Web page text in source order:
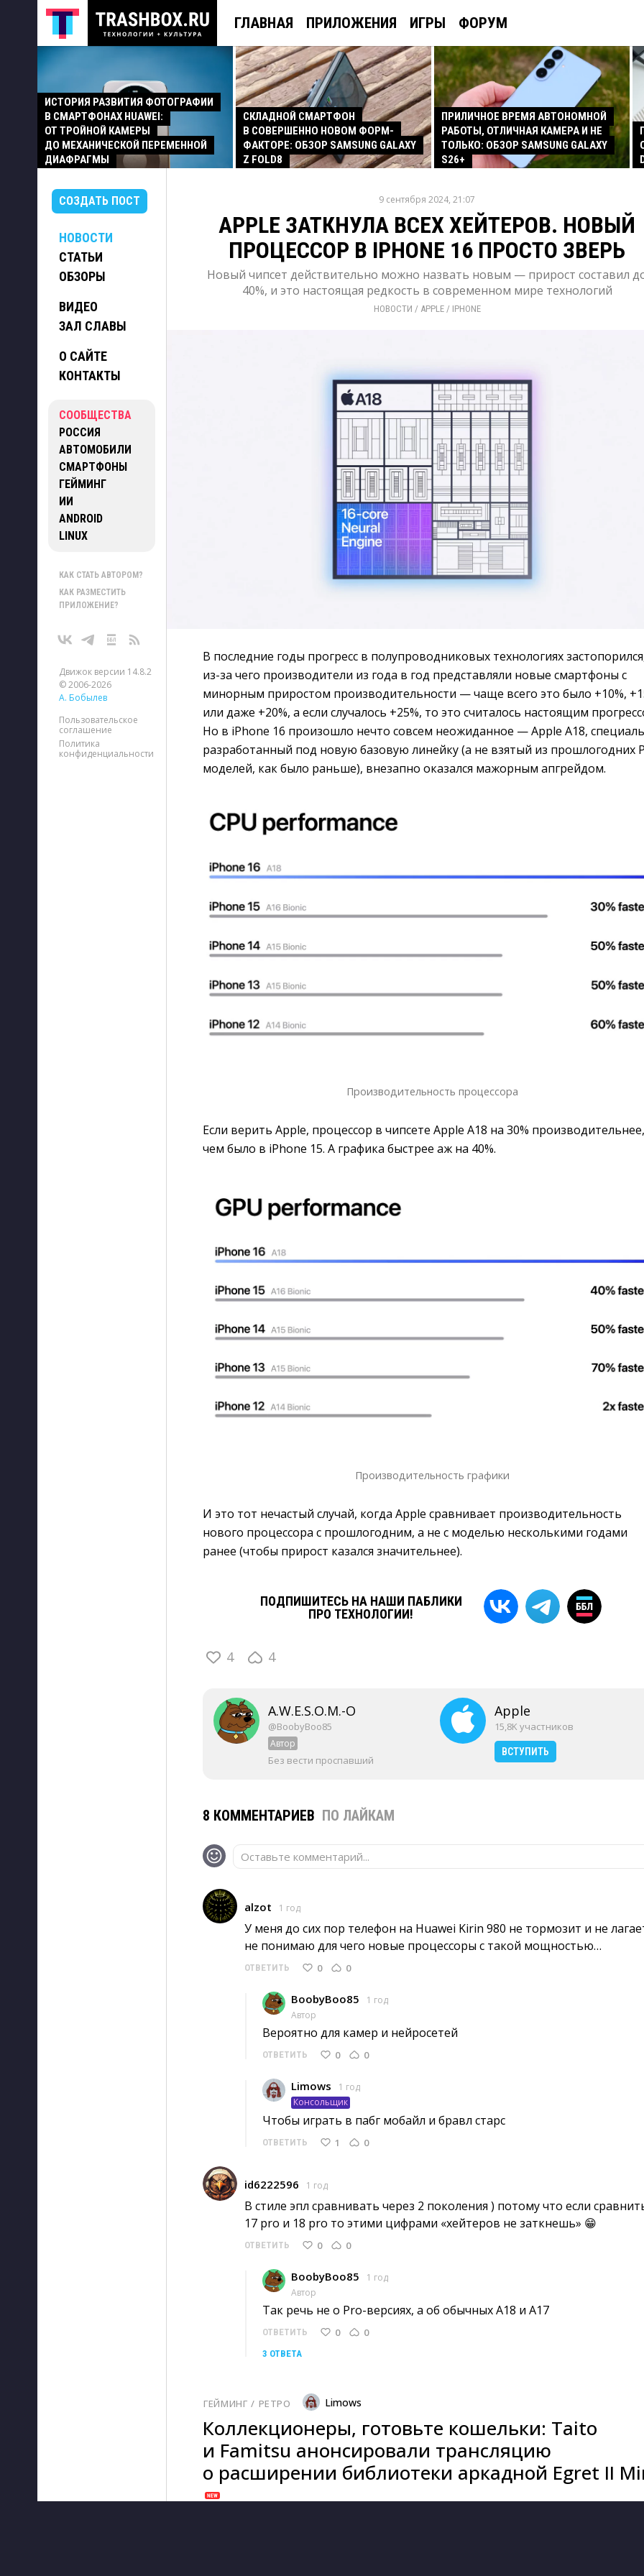
ГЛАВНАЯ ПРИЛОЖЕНИЯ ИГРЫ ФОРУМ
ИСТОРИЯ РАЗВИТИЯ ФОТОГРАФИИ
В СМАРТФОНАХ HUAWEI:
ОТ ТРОЙНОЙ КАМЕРЫ
ДО МЕХАНИЧЕСКОЙ ПЕРЕМЕННОЙ
ДИАФРАГМЫ
СКЛАДНОЙ СМАРТФОН
В СОВЕРШЕННО НОВОМ ФОРМ-
ФАКТОРЕ: ОБЗОР SAMSUNG GALAXY
Z FOLD8
ПРИЛИЧНОЕ ВРЕМЯ АВТОНОМНОЙ
РАБОТЫ, ОТЛИЧНАЯ КАМЕРА И НЕ
ТОЛЬКО: ОБЗОР SAMSUNG GALAXY
S26+
СОЗДАТЬ ПОСТ
НОВОСТИ
СТАТЬИ
ОБЗОРЫ
ВИДЕО
ЗАЛ СЛАВЫ
О САЙТЕ
КОНТАКТЫ
СООБЩЕСТВА
РОССИЯ
АВТОМОБИЛИ
СМАРТФОНЫ
ГЕЙМИНГ
ИИ
ANDROID
LINUX
КАК СТАТЬ АВТОРОМ?
КАК РАЗМЕСТИТЬ
ПРИЛОЖЕНИЕ?
Движок версии 14.8.2
© 2006-2026
А. Бобылев
Пользовательское
соглашение
Политика
конфиденциальности
9 сентября 2024, 21:07
APPLE ЗАТКНУЛА ВСЕХ ХЕЙТЕРОВ. НОВЫЙ
ПРОЦЕССОР В IPHONE 16 ПРОСТО ЗВЕРЬ
Новый чипсет действительно можно назвать новым — прирост составил
40%, и это настоящая редкость в современном мире технологий
НОВОСТИ / APPLE/ IPHONE
В последние годы прогресс в полупроводниковых технологиях
из-за чего производители из года в год представляли новые смартфоны с
минорным приростом производительности — чаще всего это было +10%,
или даже +20%, а если случалось +25%, то это считалось настоящим
Но в iPhone 16 произошло нечто совсем неожиданное — Apple A18,
разработанный под новую базовую линейку (а не взятый из прошлогодних
моделей, как было раньше), внезапно оказался мажорным апгрейдом.
Производительность процессора
Если верить Apple, процессор в чипсете Apple A18 на 30% производительнее,
чем было в iPhone 15. А графика быстрее аж на 40%.
Производительность графики
И это тот нечастый случай, когда Apple сравнивает производительность
нового процессора с прошлогодним, а не с моделью несколькими годами
ранее (чтобы прирост казался значительнее).
ПОДПИШИТЕСЬ НА НАШИ ПАБЛИКИ
ПРО ТЕХНОЛОГИИ!
4 4
A.W.E.S.O.M.-O
@BoobyBoo85
Автор
Без вести проспавший
Apple
15,8K участников
ВСТУПИТЬ
8 КОММЕНТАРИЕВ ПО ЛАЙКАМ
Оставьте комментарий...
alzot 1 год
У меня до сих пор телефон на Huawei Kirin 980 не тормозит и не
не понимаю для чего новые процессоры с такой мощностью…
ОТВЕТИТЬ 0 0
BoobyBoo85
1 год
Автор
Вероятно для камер и нейросетей
ОТВЕТИТЬ 0 0
Limows
1 год
Консольщик
Чтобы играть в пабг мобайл и бравл старс
ОТВЕТИТЬ 1 0
id6222596 1 год
В стиле эпл сравнивать через 2 поколения ) потому что если
17 pro и 18 pro то этими цифрами «хейтеров не заткнешь» 😁
ОТВЕТИТЬ 0 0
BoobyBoo85
1 год
Автор
Так речь не о Pro-версиях, а об обычных A18 и A17
ОТВЕТИТЬ 0 0
3 ОТВЕТА
ГЕЙМИНГ / РЕТРО Limows
Коллекционеры, готовьте кошельки: Taito
и Famitsu анонсировали трансляцию
о расширении библиотеки аркадной Egret II